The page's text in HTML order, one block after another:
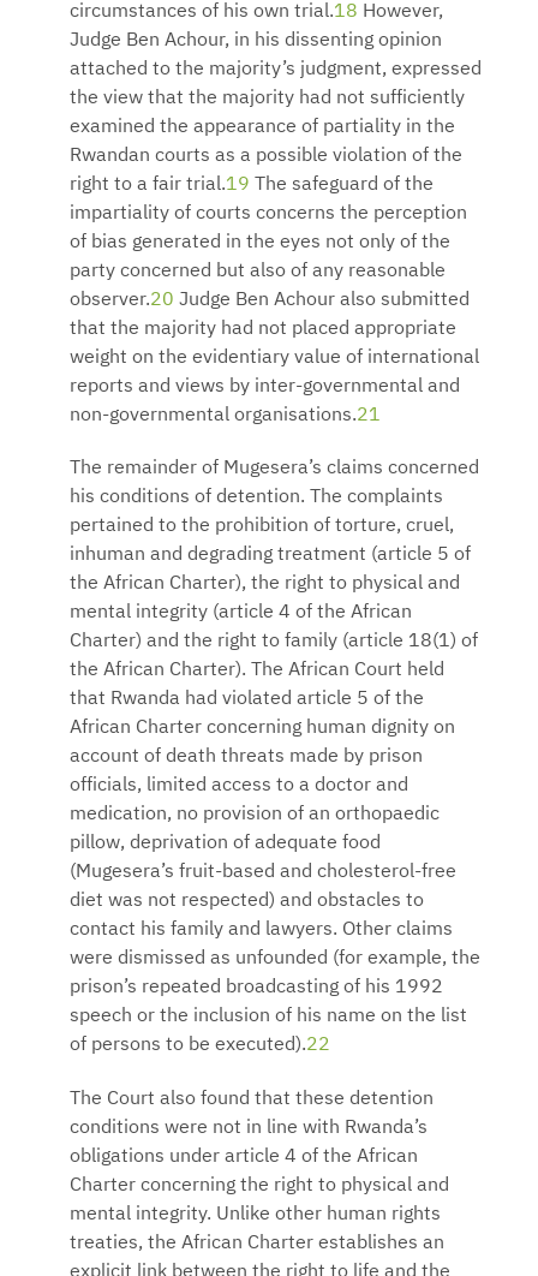
circumstances of his own trial.18 However,
Judge Ben Achour, in his dissenting opinion
attached to the majority’s judgment, expressed
the view that the majority had not sufficiently
examined the appearance of partiality in the
Rwandan courts as a possible violation of the
right to a fair trial.19 The safeguard of the
impartiality of courts concerns the perception
of bias generated in the eyes not only of the
party concerned but also of any reasonable
observer.20 Judge Ben Achour also submitted
that the majority had not placed appropriate
weight on the evidentiary value of international
reports and views by inter-governmental and
non-governmental organisations.21
The remainder of Mugesera’s claims concerned
his conditions of detention. The complaints
pertained to the prohibition of torture, cruel,
inhuman and degrading treatment (article 5 of
the African Charter), the right to physical and
mental integrity (article 4 of the African
Charter) and the right to family (article 18(1) of
the African Charter). The African Court held
that Rwanda had violated article 5 of the
African Charter concerning human dignity on
account of death threats made by prison
officials, limited access to a doctor and
medication, no provision of an orthopaedic
pillow, deprivation of adequate food
(Mugesera’s fruit-based and cholesterol-free
diet was not respected) and obstacles to
contact his family and lawyers. Other claims
were dismissed as unfounded (for example, the
prison’s repeated broadcasting of his 1992
speech or the inclusion of his name on the list
of persons to be executed).22
The Court also found that these detention
conditions were not in line with Rwanda’s
obligations under article 4 of the African
Charter concerning the right to physical and
mental integrity. Unlike other human rights
treaties, the African Charter establishes an